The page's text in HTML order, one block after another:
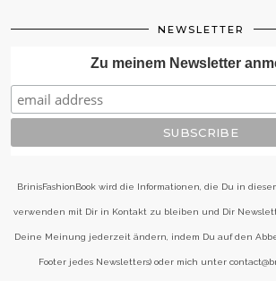
NEWSLETTER
Zu meinem Newsletter
BrinisFashionBook wird die Informationen, die Du in
verwenden mit Dir in Kontakt zu bleiben und Dir
Deine Meinung jederzeit ändern, indem Du auf den
Footer jedes Newsletters) oder mich unter